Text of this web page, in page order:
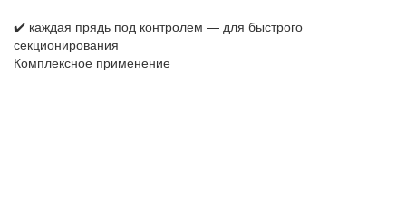
✔️ каждая прядь под контролем — для быстрого
секционирования
Комплексное применение